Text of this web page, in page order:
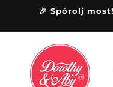
Ugrás a
tartalomhoz
🎉 Spórolj